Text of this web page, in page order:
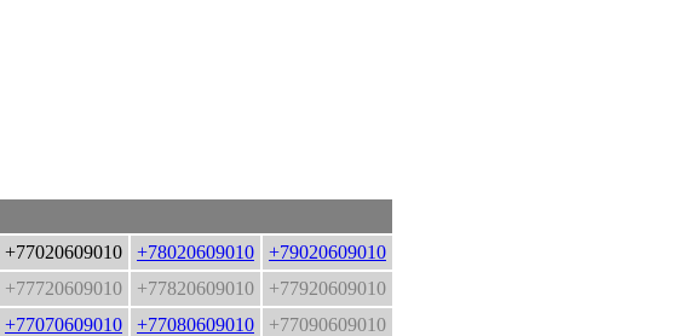
+77020609010 +78020609010
+79020609010
+77720609010 +77820609010
+77920609010
+77070609010 +77080609010
+77090609010